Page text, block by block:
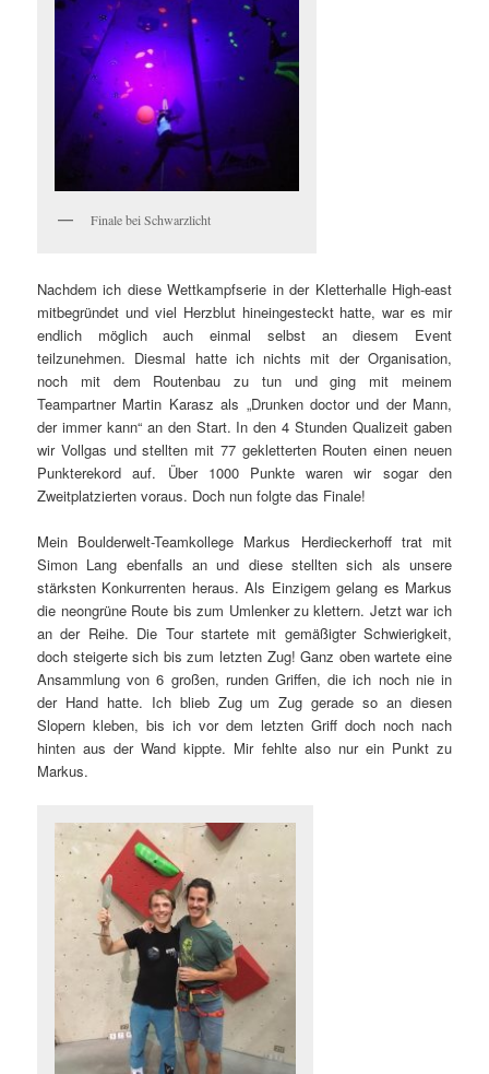
Finale bei Schwarzlicht
Nachdem ich diese Wettkampfserie in der Kletterhalle High-east
mitbegründet und viel Herzblut hineingesteckt hatte, war es mir
endlich möglich auch einmal selbst an diesem Event
teilzunehmen. Diesmal hatte ich nichts mit der Organisation,
noch mit dem Routenbau zu tun und ging mit meinem
Teampartner Martin Karasz als „Drunken doctor und der Mann,
der immer kann“ an den Start. In den 4 Stunden Qualizeit gaben
wir Vollgas und stellten mit 77 gekletterten Routen einen neuen
Punkterekord auf. Über 1000 Punkte waren wir sogar den
Zweitplatzierten voraus. Doch nun folgte das Finale!
Mein Boulderwelt-Teamkollege Markus Herdieckerhoff trat mit
Simon Lang ebenfalls an und diese stellten sich als unsere
stärksten Konkurrenten heraus. Als Einzigem gelang es Markus
die neongrüne Route bis zum Umlenker zu klettern. Jetzt war ich
an der Reihe. Die Tour startete mit gemäßigter Schwierigkeit,
doch steigerte sich bis zum letzten Zug! Ganz oben wartete eine
Ansammlung von 6 großen, runden Griffen, die ich noch nie in
der Hand hatte. Ich blieb Zug um Zug gerade so an diesen
Slopern kleben, bis ich vor dem letzten Griff doch noch nach
hinten aus der Wand kippte. Mir fehlte also nur ein Punkt zu
Markus.